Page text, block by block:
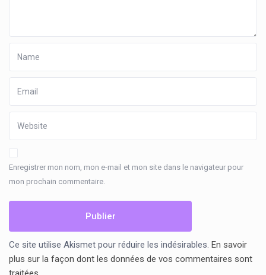
Enregistrer mon nom, mon e-mail et mon site dans le navigateur pour
mon prochain commentaire.
Ce site utilise Akismet pour réduire les indésirables.En savoir
plus sur la façon dont les données de vos commentaires sont